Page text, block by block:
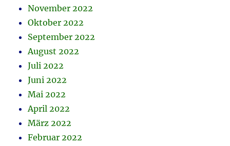
November 2022
Oktober 2022
September 2022
August 2022
Juli 2022
Juni 2022
Mai 2022
April 2022
März 2022
Februar 2022